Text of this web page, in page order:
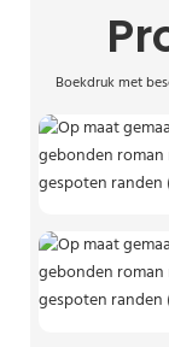
Boekdruk met